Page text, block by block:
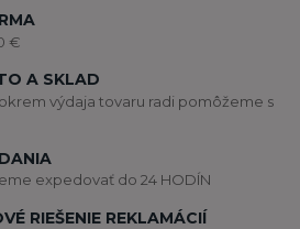
€
A SKLAD
výdaja tovaru radi pomôžeme s
expedovať do 24 HODÍN
RIEŠENIE REKLAMÁCIÍ